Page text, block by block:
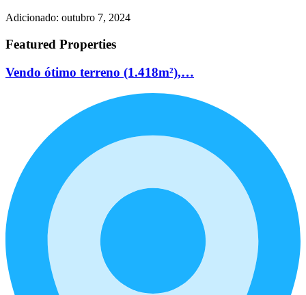
Adicionado: outubro 7, 2024
Featured Properties
Vendo ótimo terreno (1.418m²),…